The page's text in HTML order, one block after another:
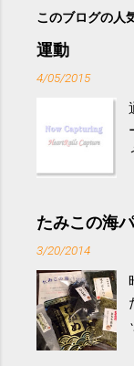
このブログの人
運動
4/05/2015
たみこの海
3/20/2014